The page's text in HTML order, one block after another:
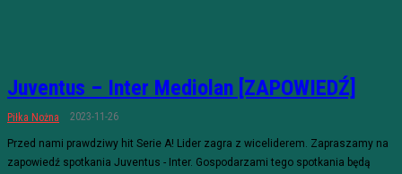
Juventus – Inter Mediolan [ZAPOWIEDŹ]
Piłka Nożna 2023-11-26
Przed nami prawdziwy hit Serie A! Lider zagra z wiceliderem. Zapraszamy na
zapowiedź spotkania Juventus - Inter. Gospodarzami tego spotkania będą